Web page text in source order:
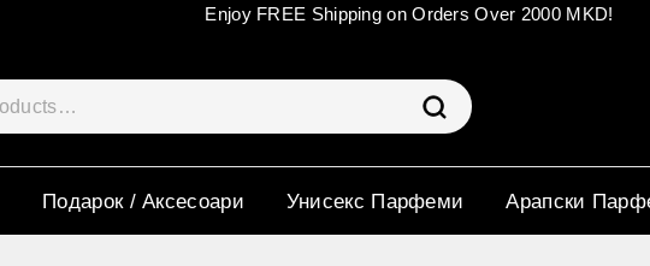
Enjoy FREE Shipping on Orders Over 2000 MKD!
Подарок / Аксесоари Унисекс Парфеми Арапски